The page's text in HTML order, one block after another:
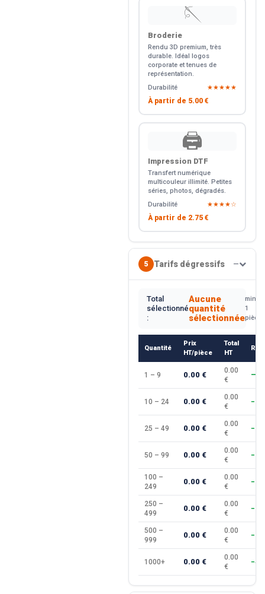
🪡
Broderie
Rendu 3D premium, très
durable. Idéal logos
corporate et tenues de
représentation.
Durabilité
★★★★★
À partir de 5.00 €
🖨️
Impression DTF
Transfert numérique
multicouleur illimité. Petites
séries, photos, dégradés.
Durabilité
★★★★☆
À partir de 2.75 €
5 Tarifs dégressifs —
Total
sélectionné
:
Aucune
quantité
sélectionnée
min.
1
pièce
Quantité
Prix
HT/pièce
Total
HT
1 – 9 0.00 €
0.00
€
—
10 – 24 0.00 €
0.00
€
25 – 49 0.00 €
0.00
€
50 – 99 0.00 €
0.00
€
100 –
249
0.00 €
0.00
€
250 –
499
0.00 €
0.00
€
500 –
999
0.00 €
0.00
€
1000+ 0.00 €
0.00
€